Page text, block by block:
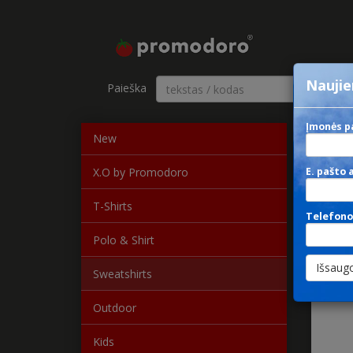
Paieška
New
X.O by Promodoro
T-Shirts
Polo & Shirt
Sweatshirts
Outdoor
Kids
Įmonės
E. pašto